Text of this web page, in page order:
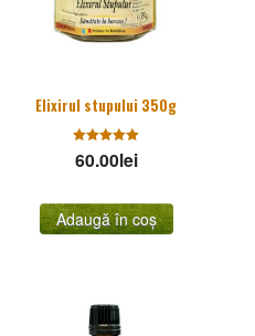
Elixirul stupului 350g
Evaluat la
5.00
60.00lei
Adaugă în coș